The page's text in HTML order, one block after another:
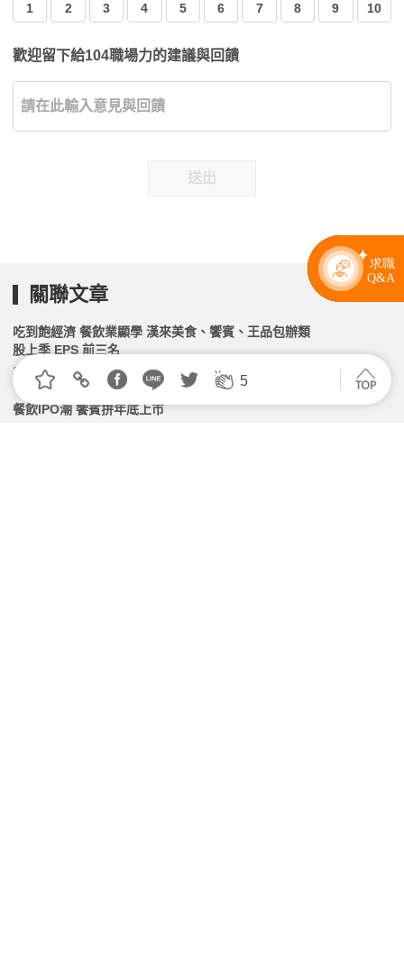
1 2 3 4 5 6 7 8 9 10
歡迎留下給104職場力的建議與回饋
送出
5
關聯文章
吃到飽經濟 餐飲業顯學 漢來美食、饗賓、王品包辦類
股上季 EPS 前三名
2026.05.25 | 104小編 | 2050觀看數
餐飲IPO潮 饗賓拚年底上市